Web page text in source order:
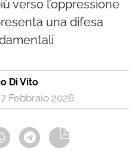
verso l’oppressione
una difesa
Di Vito
Febbraio 2026